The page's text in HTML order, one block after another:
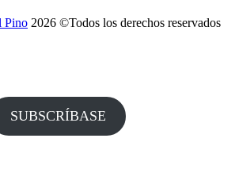
Pino 2026 ©Todos los derechos reservados
SUBSCRÍBASE